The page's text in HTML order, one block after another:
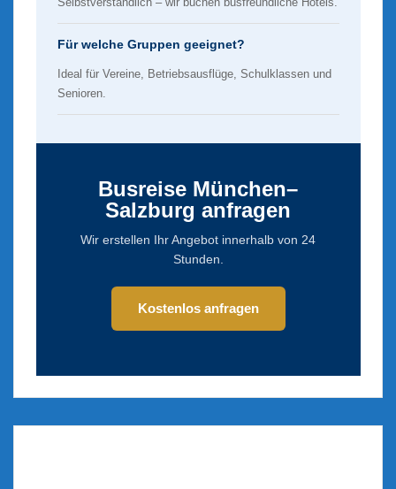
Für welche Gruppen geeignet?
Ideal für Vereine, Betriebsausflüge, Schulklassen und
Senioren.
Busreise München–
Salzburg anfragen
Wir erstellen Ihr Angebot innerhalb von 24
Stunden.
Kostenlos anfragen